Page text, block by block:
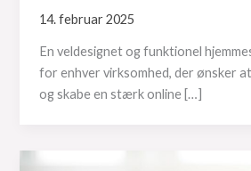
14. februar 2025
En veldesignet og funktionel
for enhver virksomhed, der ønsker
og skabe en stærk online […]